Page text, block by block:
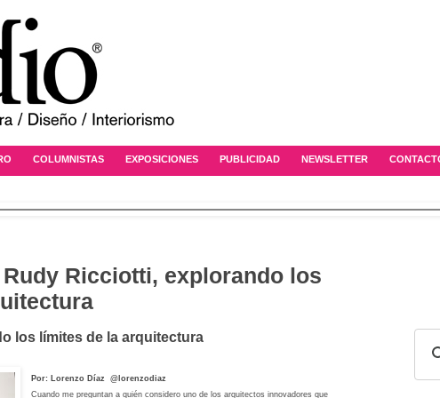
COLUMNISTAS EXPOSICIONES PUBLICIDAD NEWSLETTER
Ricciotti, explorando los
los límites de la arquitectura
Por: Lorenzo Díaz @lorenzodiaz
Cuando me preguntan a quién considero uno de los arquitectos innovadores que